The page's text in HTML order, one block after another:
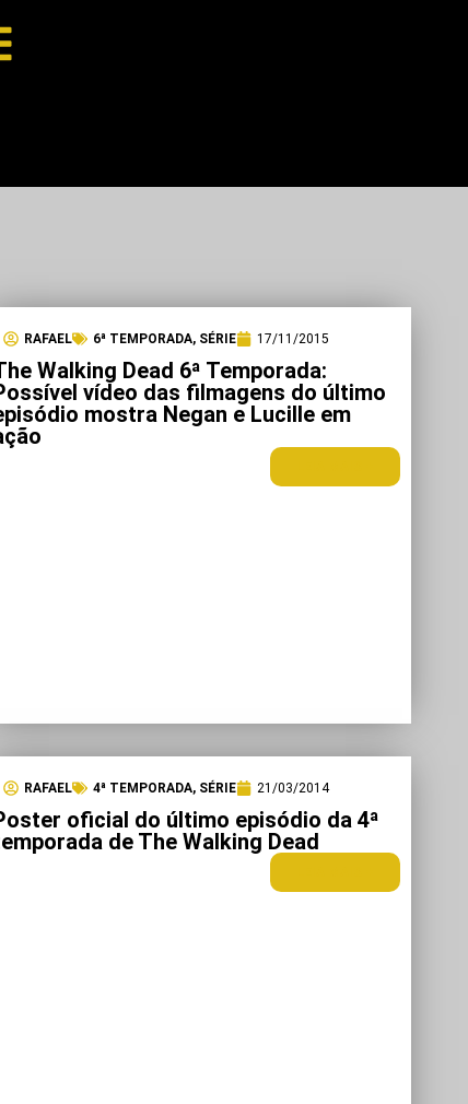
RAFAEL 6ª TEMPORADA, SÉRIE 17/11/2015
Walking Dead 6ª Temporada:
vídeo das filmagens do último
mostra Negan e Lucille em
RAFAEL 4ª TEMPORADA, SÉRIE 21/03/2014
oficial do último episódio da 4ª
de The Walking Dead